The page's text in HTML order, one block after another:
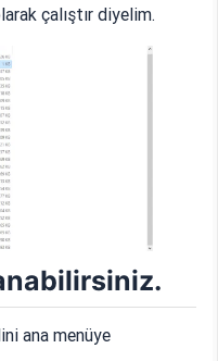
çalıştır diyelim.
ana menüye